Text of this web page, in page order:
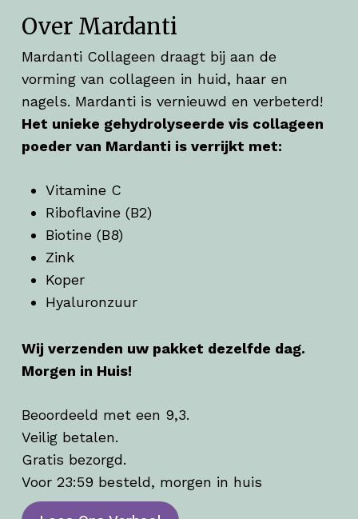
Over Mardanti
Mardanti Collageen draagt bij aan de
vorming van collageen in huid, haar en
nagels. Mardanti is vernieuwd en verbeterd!
Het unieke gehydrolyseerde vis collageen
poeder van Mardanti is verrijkt met:
Vitamine C
Riboflavine (B2)
Biotine (B8)
Zink
Koper
Hyaluronzuur
Wij verzenden uw pakket dezelfde dag.
Morgen in Huis!
Beoordeeld met een 9,3.
Veilig betalen.
Gratis bezorgd.
Voor 23:59 besteld, morgen in huis